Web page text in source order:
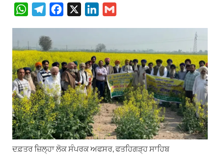
W
t
s
A
p
p
l
e
g
r
a
m
e
b
o
o
k
k
e
d
I
n
i
l
ਦਫ਼ਤਰ ਜ਼ਿਲ੍ਹਾ ਲੋਕ ਸੰਪਰਕ ਅਫਸਰ, ਫਤਹਿਗੜ੍ਹ ਸਾਹਿਬ